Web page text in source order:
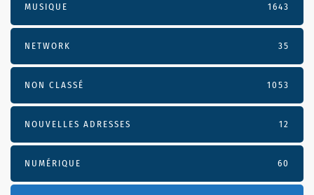
MUSIQUE 1643
NETWORK 35
NON CLASSÉ 1053
NOUVELLES ADRESSES 12
NUMÉRIQUE 60